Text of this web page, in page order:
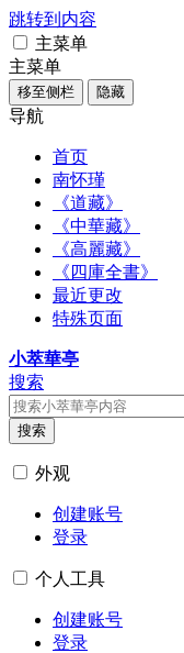
跳转到内容
主菜单
主菜单
移至侧栏 隐藏
导航
首页
南怀瑾
《道藏》
《中華藏》
《高麗藏》
《四庫全書》
最近更改
特殊页面
小萃華亭
搜索
搜索
外观
创建账号
登录
个人工具
创建账号
登录